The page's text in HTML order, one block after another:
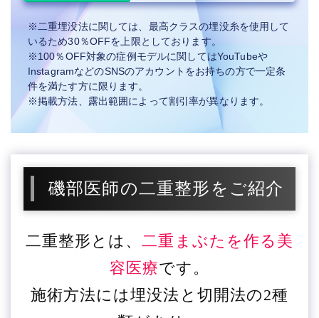
※二重埋没法に関しては、最高クラスの埋没糸を使用して
いるため30％OFFを上限としております。
※100％OFF対象の症例モデルに関してはYouTubeや
InstagramなどのSNSのアカウントをお持ちの方で一定条
件を満たす方に限ります。
※掲載方法、露出範囲によって割引率が異なります。
磯部医師の二重整形をご紹介
二重整形とは、二重まぶたを作る美
容医療です。
施術方法には埋没法と切開法の2種